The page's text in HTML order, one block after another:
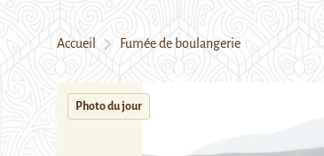
Accueil Fumée de boulangerie
Photo du jour